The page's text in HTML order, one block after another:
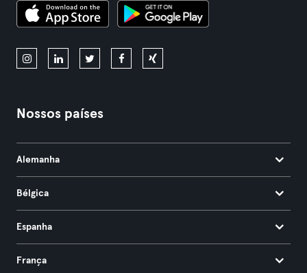
Nossos países
Alemanha
Bélgica
Espanha
França